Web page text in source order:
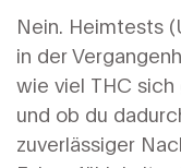
Nein. Heimtests
in der
wie viel THC
und ob du
zuverlässiger